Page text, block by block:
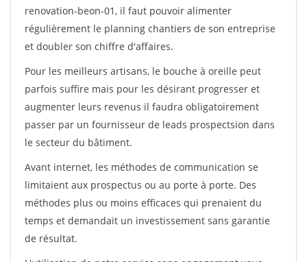
renovation-beon-01, il faut pouvoir alimenter
régulièrement le planning chantiers de son entreprise
et doubler son chiffre d'affaires.
Pour les meilleurs artisans, le bouche à oreille peut
parfois suffire mais pour les désirant progresser et
augmenter leurs revenus il faudra obligatoirement
passer par un fournisseur de leads prospectsion dans
le secteur du bâtiment.
Avant internet, les méthodes de communication se
limitaient aux prospectus ou au porte à porte. Des
méthodes plus ou moins efficaces qui prenaient du
temps et demandait un investissement sans garantie
de résultat.